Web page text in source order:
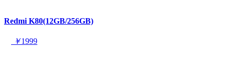
Redmi K80(12GB/256GB)
￥1999